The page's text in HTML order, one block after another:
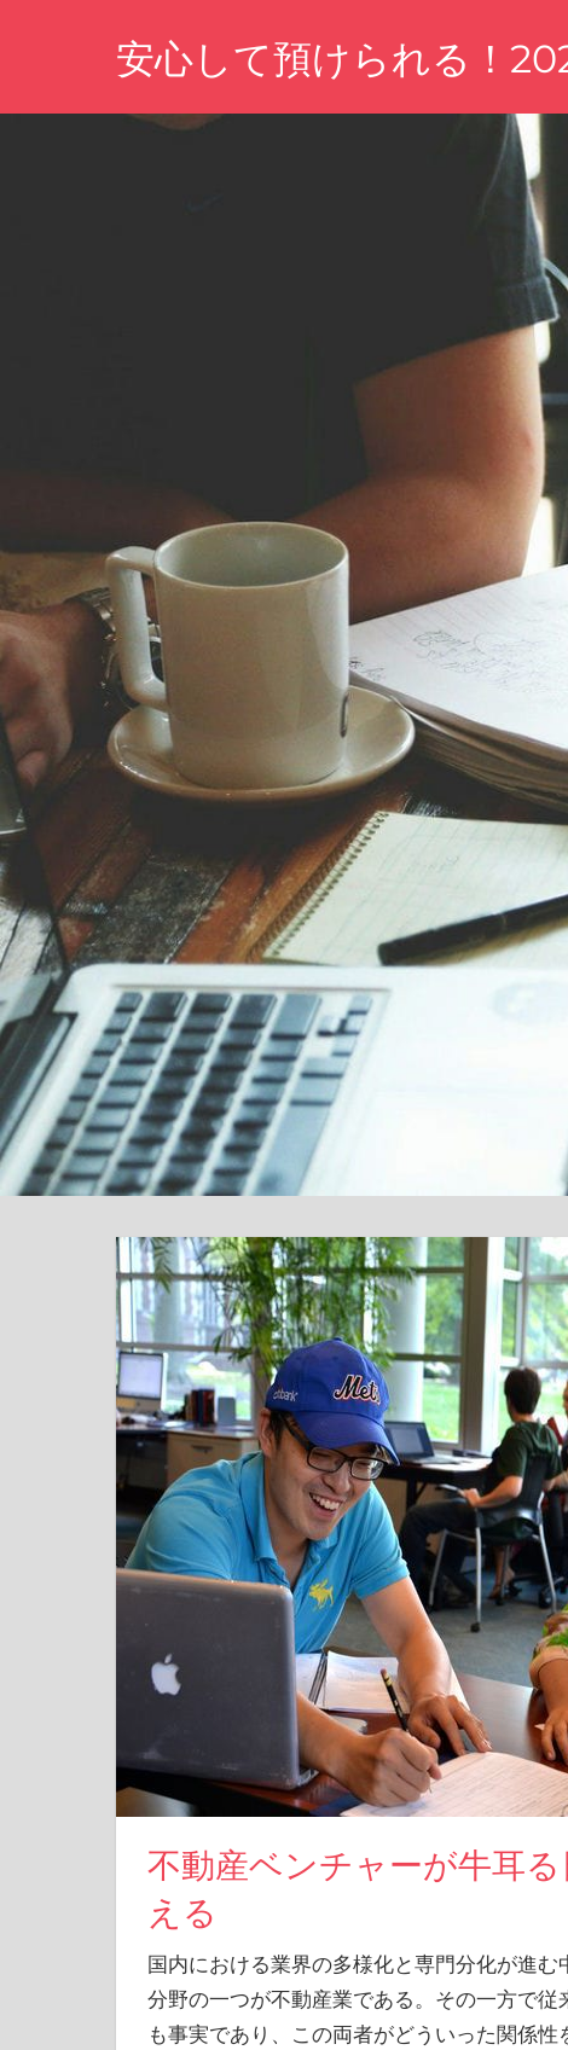
ン
安心して預けられる！
見
つ
よ
う！
2023
年
の
最
評
チ
ェ
ッ
ク
し
よ
う。
不動産ベンチャーが牛耳
える
国内における業界の多様化と専門分化が進
分野の一つが不動産業である。 その一方で従
も事実であり、この両者がどういった関係